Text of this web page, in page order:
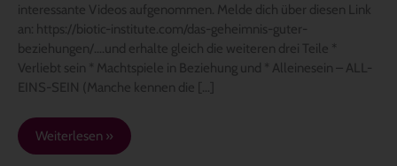
interessante Videos aufgenommen. Melde dich über diesen Link
an: https://biotic-institute.com/das-geheimnis-guter-
beziehungen/….und erhalte gleich die weiteren drei Teile *
Verliebt sein * Machtspiele in Beziehung und * Alleinesein – ALL-
EINS-SEIN (Manche kennen die […]
Weiterlesen »